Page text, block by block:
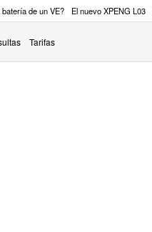
de un VE? El nuevo XPENG L03
Tarifas